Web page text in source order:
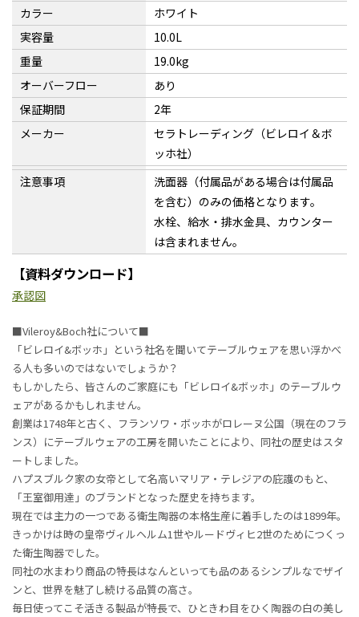
カラー
ホワイト
実容量
10.0L
重量
19.0kg
オーバーフロー
あり
保証期間
2年
メーカー
セラトレーディング（ビレロイ＆ボ
ッホ社）
注意事項
洗面器（付属品がある場合は付属品
を含む）のみの価格となります。
水栓、給水・排水金具、カウンター
は含まれません。
【資料ダウンロード】
承認図
■Vileroy&Boch社について■
「ビレロイ&ボッホ」という社名を聞いてテーブルウェアを思い浮かべ
る人も多いのではないでしょうか？
もしかしたら、皆さんのご家庭にも「ビレロイ&ボッホ」のテーブルウ
ェアがあるかもしれません。
創業は1748年と古く、フランソワ・ボッホがロレーヌ公国（現在のフラ
ンス）にテーブルウェアの工房を開いたことにより、同社の歴史はスタ
ートしました。
ハプスブルク家の女帝として名高いマリア・テレジアの庇護のもと、
「王室御用達」のブランドとなった歴史を持ちます。
現在では主力の一つである衛生陶器の本格生産に着手したのは1899年。
きっかけは時の皇帝ヴィルヘルム1世やルードヴィヒ2世のためにつくっ
た衛生陶器でした。
同社の水まわり商品の特長はなんといっても品のあるシンプルなでザイ
ンと、世界を魅了し続ける品質の高さ。
毎日使ってこそ活きる製品が特長で、ひときわ目をひく陶器の白の美し